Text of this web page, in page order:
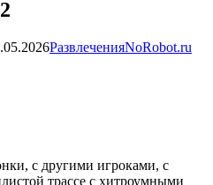
РазвлеченияNoRobot.ru
с другими игроками, с
трассе с хитроумными